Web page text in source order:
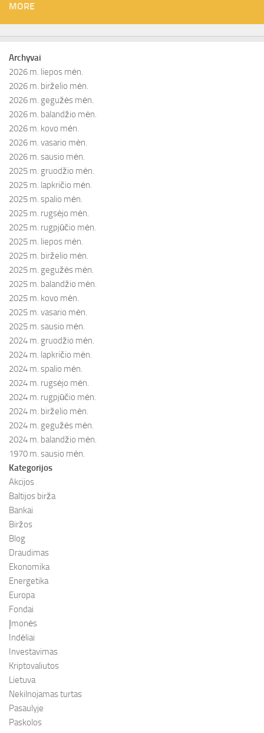
MORE
Archyvai
2026 m. liepos mėn.
2026 m. birželio mėn.
2026 m. gegužės mėn.
2026 m. balandžio mėn.
2026 m. kovo mėn.
2026 m. vasario mėn.
2026 m. sausio mėn.
2025 m. gruodžio mėn.
2025 m. lapkričio mėn.
2025 m. spalio mėn.
2025 m. rugsėjo mėn.
2025 m. rugpjūčio mėn.
2025 m. liepos mėn.
2025 m. birželio mėn.
2025 m. gegužės mėn.
2025 m. balandžio mėn.
2025 m. kovo mėn.
2025 m. vasario mėn.
2025 m. sausio mėn.
2024 m. gruodžio mėn.
2024 m. lapkričio mėn.
2024 m. spalio mėn.
2024 m. rugsėjo mėn.
2024 m. rugpjūčio mėn.
2024 m. birželio mėn.
2024 m. gegužės mėn.
2024 m. balandžio mėn.
1970 m. sausio mėn.
Kategorijos
Akcijos
Baltijos birža
Bankai
Biržos
Blog
Draudimas
Ekonomika
Energetika
Europa
Fondai
Įmonės
Indėliai
Investavimas
Kriptovaliutos
Lietuva
Nekilnojamas turtas
Pasaulyje
Paskolos